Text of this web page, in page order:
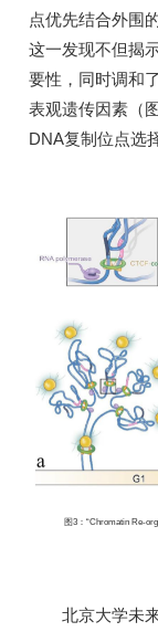
点优先结合外围
这一发现不但揭
要性，同时调和
表观遗传因素（
DNA复制位点选
图3：“Chromatin Re-
北京大学未来